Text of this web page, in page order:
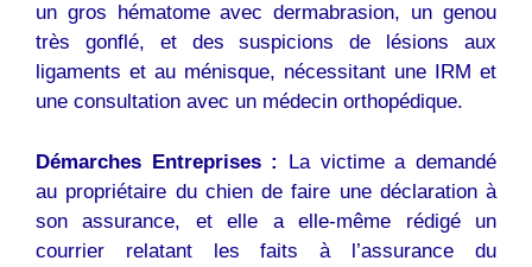
un gros hématome avec dermabrasion, un genou
très gonflé, et des suspicions de lésions aux
ligaments et au ménisque, nécessitant une IRM et
une consultation avec un médecin orthopédique.
Démarches Entreprises :
La victime a demandé
au propriétaire du chien de faire une déclaration à
son assurance, et elle a elle-même rédigé un
courrier relatant les faits à l’assurance du